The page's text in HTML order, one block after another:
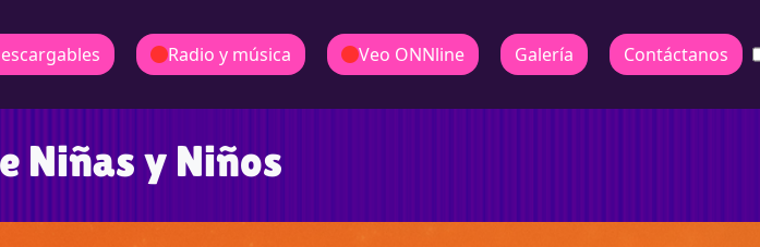
Radio y música Veo ONNline Galería Contáctanos
Niñas y Niños